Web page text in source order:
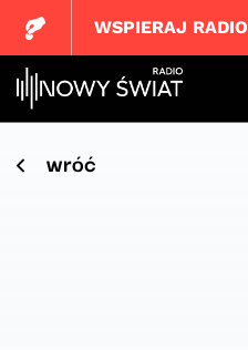
WSPIERAJ RADIO
wróć